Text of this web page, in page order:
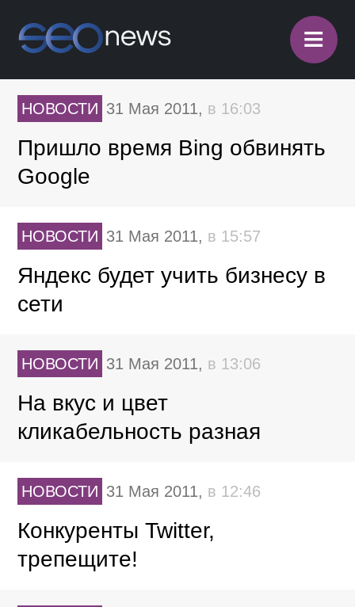
≡
НОВОСТИ 31 Мая 2011, в 16:03
Пришло время Bing обвинять
Google
НОВОСТИ 31 Мая 2011, в 15:57
Яндекс будет учить бизнесу в
сети
НОВОСТИ 31 Мая 2011, в 13:06
На вкус и цвет
кликабельность разная
НОВОСТИ 31 Мая 2011, в 12:46
Конкуренты Twitter,
трепещите!